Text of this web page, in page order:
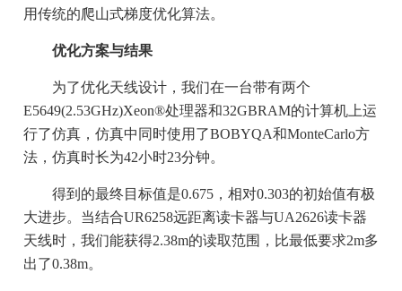
用传统的爬山式梯度优化算法。
优化方案与结果
为了优化天线设计，我们在一台带有两个
E5649(2.53GHz)Xeon®处理器和32GBRAM的计算机上运
行了仿真，仿真中同时使用了BOBYQA和MonteCarlo方
法，仿真时长为42小时23分钟。
得到的最终目标值是0.675，相对0.303的初始值有极
大进步。当结合UR6258远距离读卡器与UA2626读卡器
天线时，我们能获得2.38m的读取范围，比最低要求2m多
出了0.38m。